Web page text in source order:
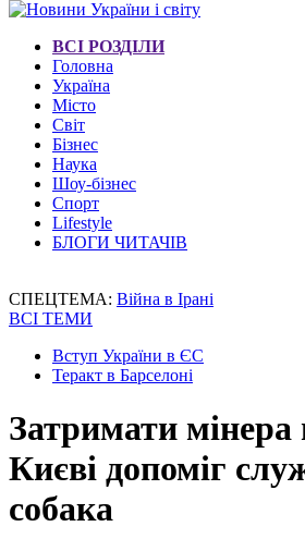
ВСІ РОЗДІЛИ
Головна
Україна
Місто
Світ
Бізнес
Наука
Шоу-бізнес
Спорт
Lifestyle
БЛОГИ ЧИТАЧІВ
СПЕЦТЕМА: Війна в Ірані
ВСІ ТЕМИ
Вступ України в ЄС
Теракт в Барселоні
Затримати мінера
Києві допоміг
собака